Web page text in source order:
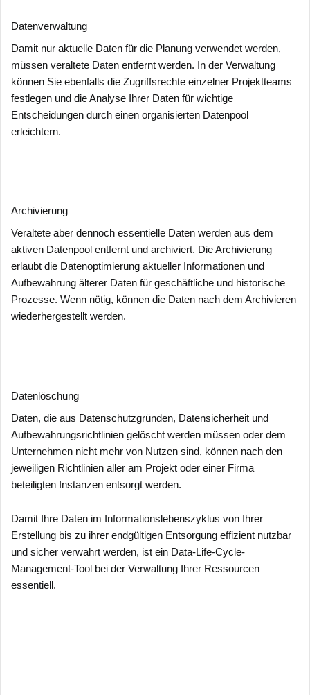
Datenverwaltung
Damit nur aktuelle Daten für die Planung verwendet werden,
müssen veraltete Daten entfernt werden. In der Verwaltung
können Sie ebenfalls die Zugriffsrechte einzelner Projektteams
festlegen und die Analyse Ihrer Daten für wichtige
Entscheidungen durch einen organisierten Datenpool
erleichtern.
Archivierung
Veraltete aber dennoch essentielle Daten werden aus dem
aktiven Datenpool entfernt und archiviert. Die Archivierung
erlaubt die Datenoptimierung aktueller Informationen und
Aufbewahrung älterer Daten für geschäftliche und historische
Prozesse. Wenn nötig, können die Daten nach dem Archivieren
wiederhergestellt werden.
Datenlöschung
Daten, die aus Datenschutzgründen, Datensicherheit und
Aufbewahrungsrichtlinien gelöscht werden müssen oder dem
Unternehmen nicht mehr von Nutzen sind, können nach den
jeweiligen Richtlinien aller am Projekt oder einer Firma
beteiligten Instanzen entsorgt werden.
Damit Ihre Daten im Informationslebenszyklus von Ihrer
Erstellung bis zu ihrer endgültigen Entsorgung effizient nutzbar
und sicher verwahrt werden, ist ein Data-Life-Cycle-
Management-Tool bei der Verwaltung Ihrer Ressourcen
essentiell.